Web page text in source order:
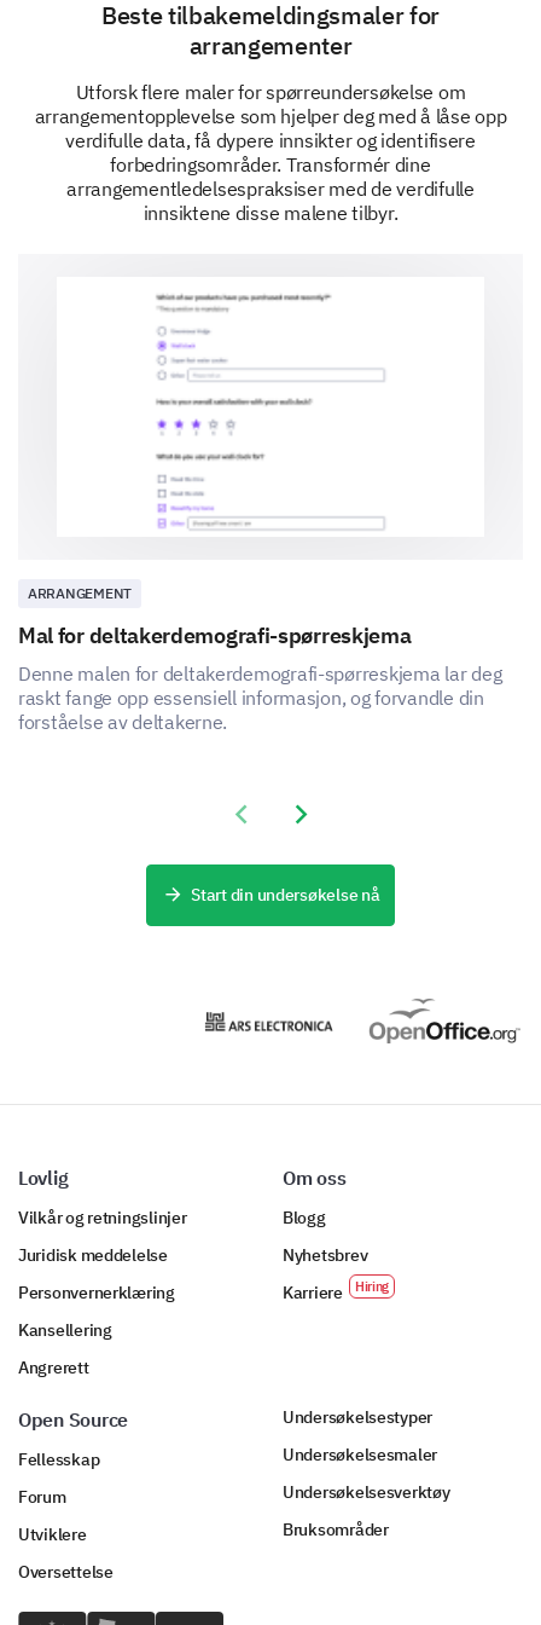
How likely are you to recommend our virtual
events to a colleague or contact?
How likely are you to attend future virtual
Beste tilbakemeldingsmaler for
arrangementer
Utforsk flere maler for spørreundersøkelse om
arrangementopplevelse som hjelper deg med å låse opp
verdifulle data, få dypere innsikter og identifisere
forbedringsområder. Transformér dine
arrangementledelsespraksiser med de verdifulle
innsiktene disse malene tilbyr.
ARRANGEMENT
Mal for deltakerdemografi-spørreskjema
Denne malen for deltakerdemografi-spørreskjema lar deg
raskt fange opp essensiell informasjon, og forvandle din
forståelse av deltakerne.
Previous slide
Next slide
Start din undersøkelse nå
Lovlig
Vilkår og retningslinjer
Juridisk meddelelse
Personvernerklæring
Kansellering
Angrerett
Om oss
Blogg
Nyhetsbrev
Karriere
Open Source
Fellesskap
Forum
Utviklere
Oversettelse
Undersøkelsestyper
Undersøkelsesmaler
Undersøkelsesverktøy
Bruksområder